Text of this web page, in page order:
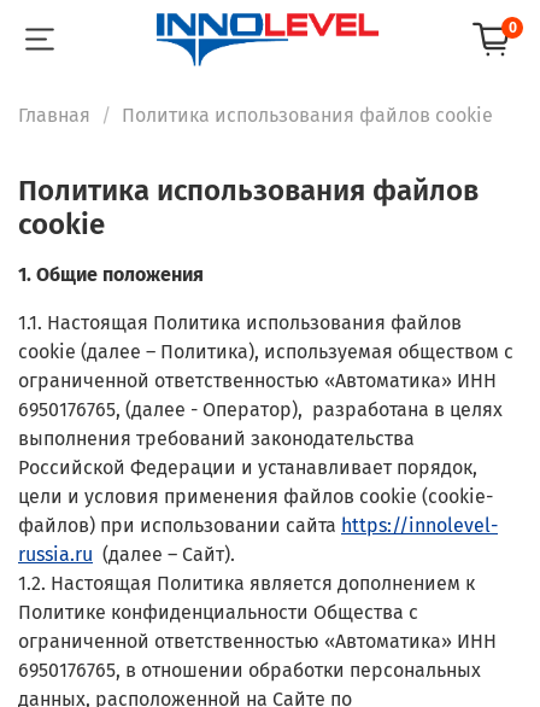
0
Главная Политика использования файлов cookie
Политика использования файлов
cookie
1. Общие положения
1.1. Настоящая Политика использования файлов
cookie (далее – Политика), используемая обществом с
ограниченной ответственностью «Автоматика» ИНН
6950176765, (далее - Оператор), разработана в целях
выполнения требований законодательства
Российской Федерации и устанавливает порядок,
цели и условия применения файлов cookie (cookie-
файлов) при использовании сайта https://innolevel-
russia.ru (далее – Сайт).
1.2. Настоящая Политика является дополнением к
Политике конфиденциальности Общества с
ограниченной ответственностью «Автоматика» ИНН
6950176765, в отношении обработки персональных
данных, расположенной на Сайте по